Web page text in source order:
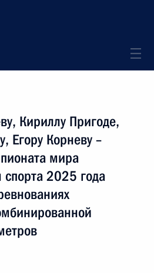
Кириллу Пригоде,
Егору Корневу –
мира
2025 года